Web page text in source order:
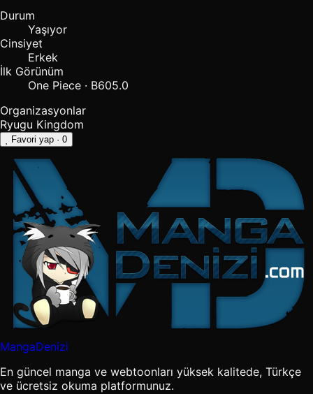
Durum
Yaşıyor
Cinsiyet
Erkek
İlk Görünüm
One Piece · B605.0
Organizasyonlar
Ryugu Kingdom
Favori yap · 0
MangaDenizi
En güncel manga ve webtoonları yüksek kalitede, Türkçe
ve ücretsiz okuma platformunuz.